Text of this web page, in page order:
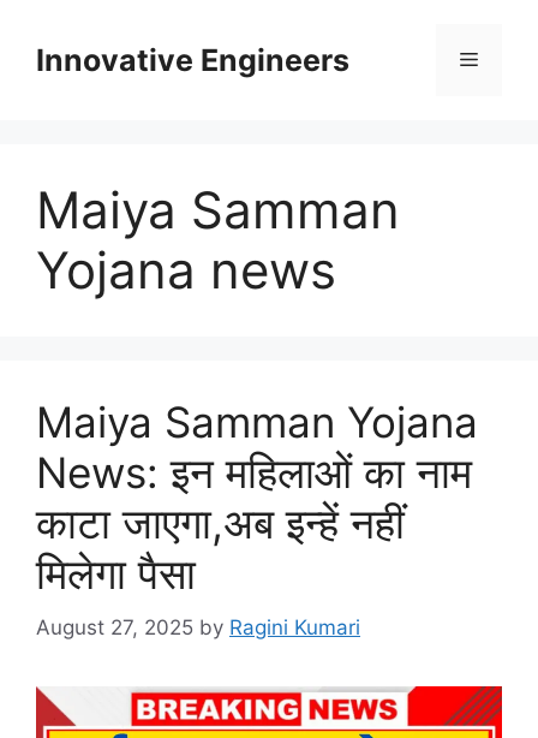
contentInnovative Engineers Menu
Maiya Samman
Yojana news
Maiya Samman Yojana
News: इन महिलाओं का नाम
काटा जाएगा,अब इन्हें नहीं
मिलेगा पैसा
August 27, 2025 by Ragini Kumari